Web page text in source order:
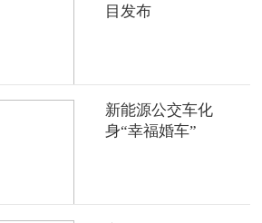
目发布
新能源公交车化
身“幸福婚车”